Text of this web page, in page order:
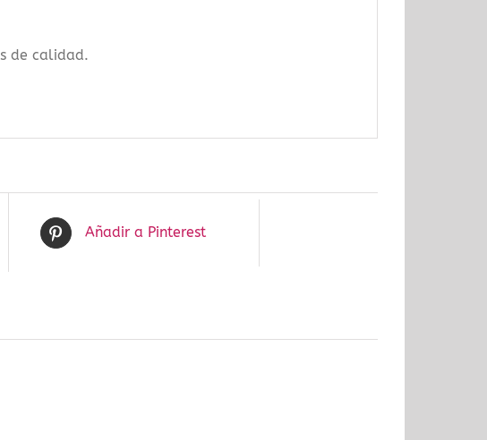
de calidad.
Añadir a Pinterest